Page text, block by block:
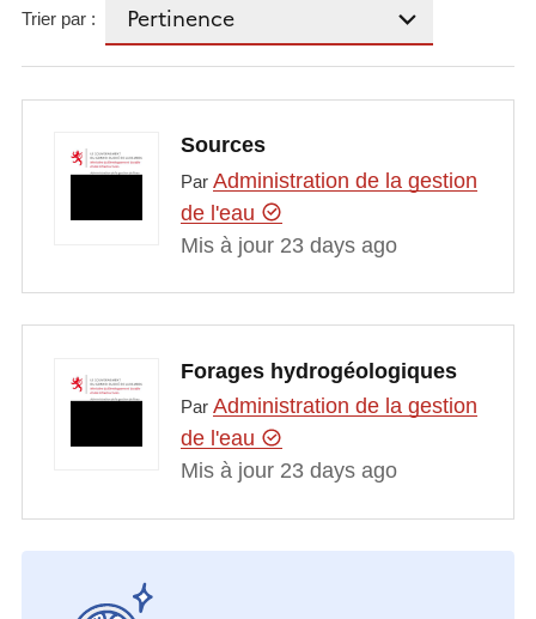
Trier par :
Sources
Par Administration de la gestion
de l'eau
Mis à jour 23 days ago
Forages hydrogéologiques
Par Administration de la gestion
de l'eau
Mis à jour 23 days ago